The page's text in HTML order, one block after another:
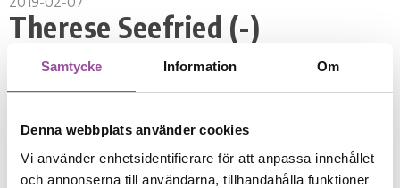
Samtycke Information Om
Denna webbplats använder cookies
Vi använder enhetsidentifierare för att anpassa innehållet
och annonserna till användarna, tillhandahålla funktioner
Therese Seefried (-)
Nyhetsarkiv